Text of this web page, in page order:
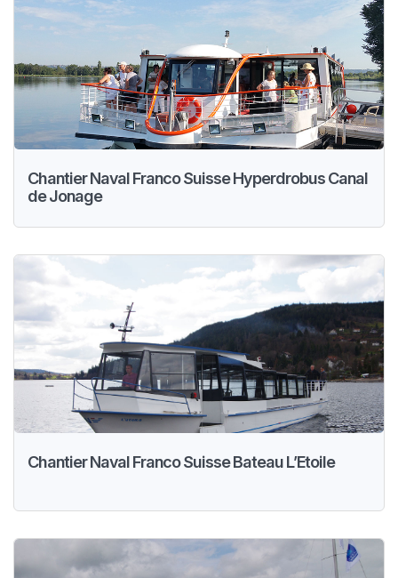
Chantier Naval Franco Suisse Hyperdrobus Canal
de Jonage
Chantier Naval Franco Suisse Bateau L’Etoile